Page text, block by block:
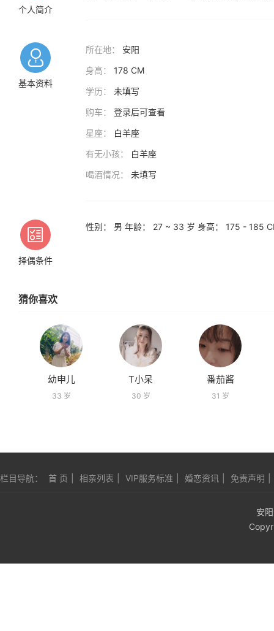
个人简介
基本资料
所在地：
安阳
身高：
178 CM
学历：
未填写
购车：
登录后可查看
星座：
白羊座
有无小孩：
白羊座
喝酒情况：
未填写
择偶条件
性别： 男 年龄： 27 ~ 33 岁 身高： 175 - 185
猜你喜欢
幼申儿
33 岁
T小呆
30 岁
番茄酱
31 岁
栏目导航： 首 页 相亲列表 VIP服务标准 婚恋资讯 免责声明
安